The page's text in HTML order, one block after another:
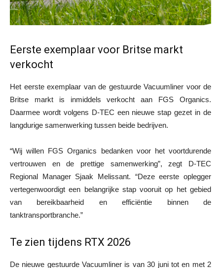
Eerste exemplaar voor Britse markt
verkocht
Het eerste exemplaar van de gestuurde Vacuumliner voor de
Britse markt is inmiddels verkocht aan FGS Organics.
Daarmee wordt volgens D-TEC een nieuwe stap gezet in de
langdurige samenwerking tussen beide bedrijven.
“Wij willen FGS Organics bedanken voor het voortdurende
vertrouwen en de prettige samenwerking”, zegt D-TEC
Regional Manager Sjaak Melissant. “Deze eerste oplegger
vertegenwoordigt een belangrijke stap vooruit op het gebied
van bereikbaarheid en efficiëntie binnen de
tanktransportbranche.”
Te zien tijdens RTX 2026
De nieuwe gestuurde Vacuumliner is van 30 juni tot en met 2